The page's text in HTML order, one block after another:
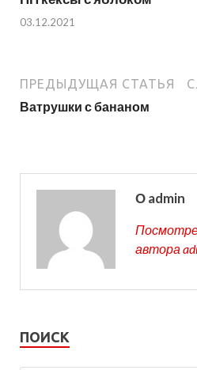
03.12.2021
ПРЕДЫДУЩАЯ СТАТЬЯ
Ватрушки с бананом
О admin
автора
ПОИСК